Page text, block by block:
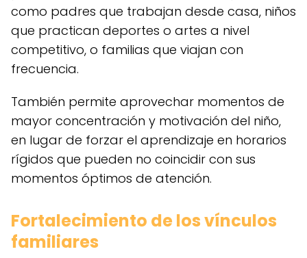
como padres que trabajan desde casa, niños
que practican deportes o artes a nivel
competitivo, o familias que viajan con
frecuencia.
También permite aprovechar momentos de
mayor concentración y motivación del niño,
en lugar de forzar el aprendizaje en horarios
rígidos que pueden no coincidir con sus
momentos óptimos de atención.
Fortalecimiento de los vínculos
familiares